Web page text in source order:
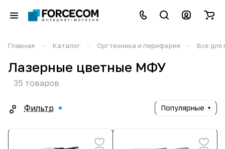
Главная – Каталог – Оргтехника и периферия – Все для
Лазерные цветные МФУ
35 товаров
Фильтр Популярные